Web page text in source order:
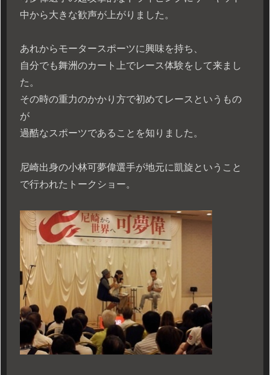
中から大きな歓声が上がりました。
あれからモータースポーツに興味を持ち、
自分でも舞洲のカート上でレース体験をして来まし
た。
その時の重力のかかり方で初めてレースというもの
が
過酷なスポーツであることを知りました。
尼崎出身の小林可夢偉選手が地元に凱旋ということ
で行われたトークショー。